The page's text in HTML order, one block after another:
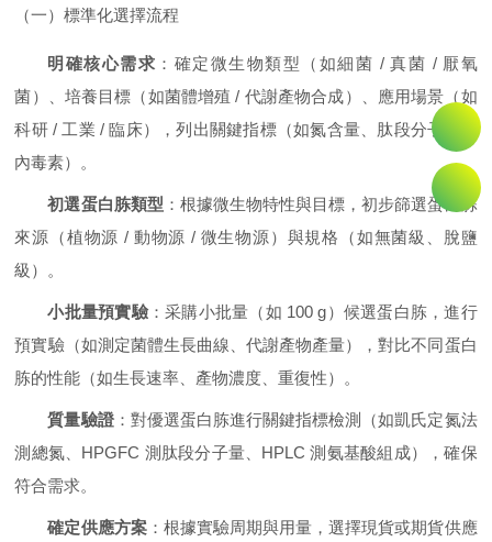
（一）標準化選擇流程
明確核心需求 ：確定微生物類型（如細菌 / 真菌 / 厭氧
菌）、培養目標（如菌體增殖 / 代謝產物合成）、應用場景（如
科研 / 工業 / 臨床），列出關鍵指標（如氮含量、肽段分子量、
內毒素）。
初選蛋白胨類型 ：根據微生物特性與目標，初步篩選蛋白胨
來源（植物源 / 動物源 / 微生物源）與規格（如無菌級、脫鹽
級）。
小批量預實驗：采購小批量（如 100 g）候選蛋白胨，進行
預實驗（如測定菌體生長曲線、代謝產物產量），對比不同蛋白
胨的性能（如生長速率、產物濃度、重復性）。
質量驗證：對優選蛋白胨進行關鍵指標檢測（如凱氏定氮法
測總氮、HPGFC 測肽段分子量、HPLC 測氨基酸組成），確保
符合需求。
確定供應方案：根據實驗周期與用量，選擇現貨或期貨供應